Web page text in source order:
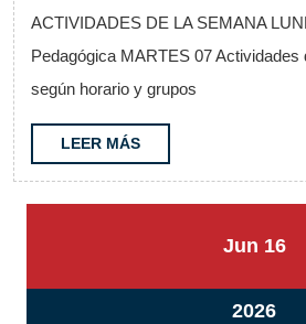
ACTIVIDADES DE LA SEMANA
Pedagógica MARTES 07 Actividades
según horario y grupos
LEER MÁSLEER
MÁS
Jun16
2026
1616
202616